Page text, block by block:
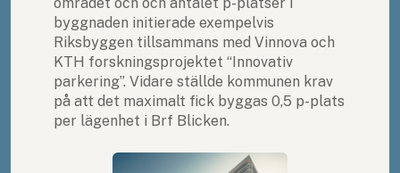
byggnaden initierade exempelvis
Riksbyggen tillsammans med Vinnova och
KTH forskningsprojektet “Innovativ
parkering”. Vidare ställde kommunen krav
på att det maximalt fick byggas 0,5 p-plats
per lägenhet i Brf Blicken.